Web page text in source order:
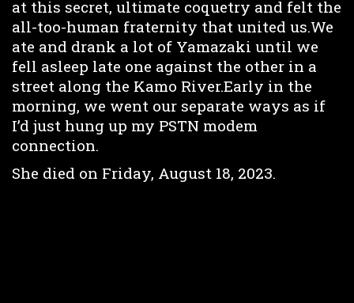
at this secret, ultimate coquetry and felt the
all-too-human fraternity that united us.We
ate and drank a lot of Yamazaki until we
fell asleep late one against the other in a
street along the Kamo River.Early in the
morning, we went our separate ways as if
I’d just hung up my PSTN modem
connection.
She died on Friday, August 18, 2023.